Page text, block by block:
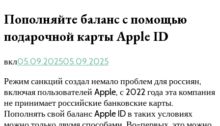
Пополняйте баланс с помощью
подарочной карты Apple ID
вкл05.09.202505.09.2025
Режим санкций создал немало проблем для россиян,
включая пользователей Apple, с 2022 года эта компания
не принимает российские банковские карты.
Пополнять свой баланс Apple ID в таких условиях